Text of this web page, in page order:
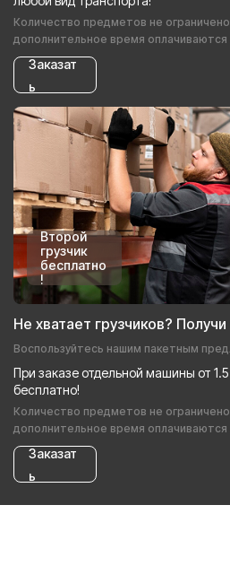
Количество предметов не
дополнительное время оплачиваются
Заказат
ь
Второй
грузчик
бесплатно
!
Не хватает грузчиков?
Воспользуйтесь нашим пакетным
При заказе отдельной машины от
бесплатно!
Количество предметов не
дополнительное время оплачиваются
Заказат
ь